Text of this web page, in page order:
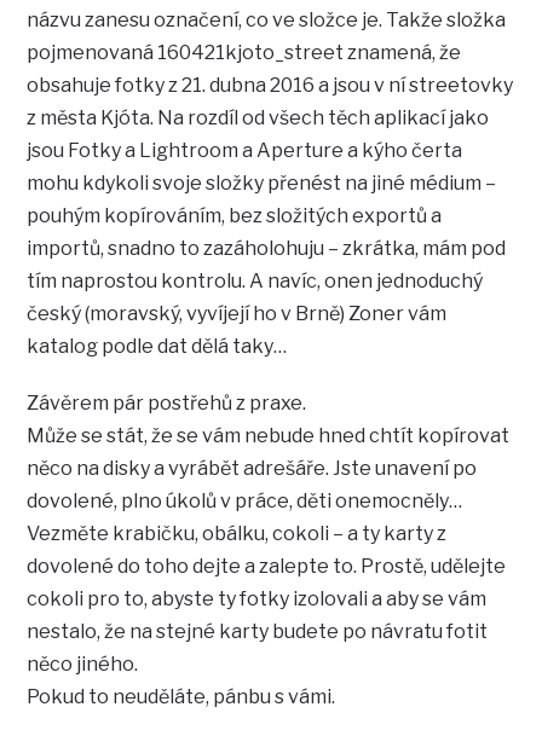
názvu zanesu označení, co ve složce je. Takže složka
pojmenovaná 160421kjoto_street znamená, že
obsahuje fotky z 21. dubna 2016 a jsou v ní streetovky
z města Kjóta. Na rozdíl od všech těch aplikací jako
jsou Fotky a Lightroom a Aperture a kýho čerta
mohu kdykoli svoje složky přenést na jiné médium –
pouhým kopírováním, bez složitých exportů a
importů, snadno to zazáholohuju – zkrátka, mám pod
tím naprostou kontrolu. A navíc, onen jednoduchý
český (moravský, vyvíjejí ho v Brně) Zoner vám
katalog podle dat dělá taky…
Závěrem pár postřehů z praxe.
Může se stát, že se vám nebude hned chtít kopírovat
něco na disky a vyrábět adrešáře. Jste unavení po
dovolené, plno úkolů v práce, děti onemocněly…
Vezměte krabičku, obálku, cokoli – a ty karty z
dovolené do toho dejte a zalepte to. Prostě, udělejte
cokoli pro to, abyste ty fotky izolovali a aby se vám
nestalo, že na stejné karty budete po návratu fotit
něco jiného.
Pokud to neuděláte, pánbu s vámi.